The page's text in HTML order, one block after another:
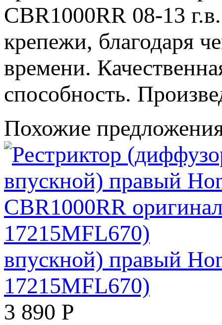
CBR1000RR 08-13
крепежи, благодаря
времени.
способность.
Похожие
впускной) правый
17215MFL670)
3 890 Р